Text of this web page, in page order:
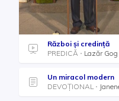
Război și credință
PREDICĂ
Lazăr Gog
Un miracol modern
DEVOȚIONAL